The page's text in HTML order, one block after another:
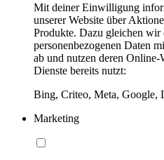
Mit deiner Einwilligung
unserer Website über
Produkte. Dazu gleichen wir
personenbezogenen Daten
ab und nutzen deren Online-
Dienste bereits nutzt:
Bing, Criteo, Meta, Google,
Marketing